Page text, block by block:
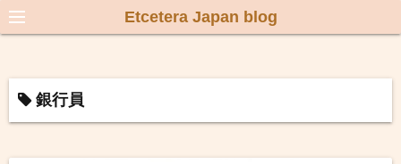
Etcetera Japan blog
銀行員